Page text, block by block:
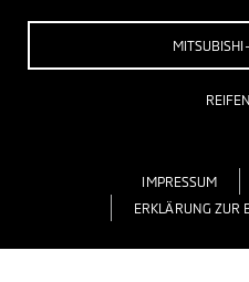
IMPRESSUM
ERKLÄRUNG ZUR